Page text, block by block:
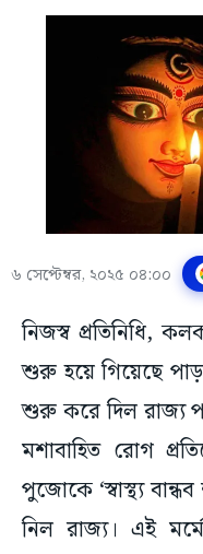
৬ সেপ্টেম্বর, ২০২৫ ০৪:০০
নিজস্ব প্রতিনিধি,
শুরু হয়ে গিয়েছে
শুরু করে দিল রাজ্য
মশাবাহিত রোগ
পুজোকে ‘স্বাস্থ্য
নিল রাজ্য। এই